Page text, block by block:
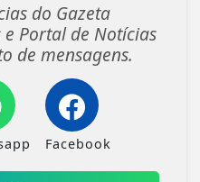
do Gazeta
Portal de Notícias
de mensagens.
Facebook